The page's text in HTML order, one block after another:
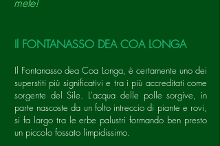
Il FONTANASSO DEA COA LONGA
Il Fontanasso dea Coa Longa, è certamente uno dei
superstiti più significativi e tra i più accreditati come
sorgente del Sile. L'acqua delle polle sorgive, in
parte nascoste da un folto intreccio di piante e rovi,
si fa largo tra le erbe palustri formando ben presto
un piccolo fossato limpidissimo.